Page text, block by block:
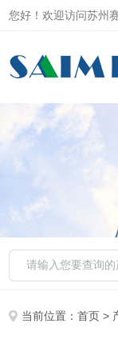
您好！欢迎访问苏州
当前位置：首页 >